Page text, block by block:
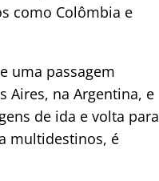
como Colômbia e
uma passagem
Aires, na Argentina, e
de ida e volta para
multidestinos, é